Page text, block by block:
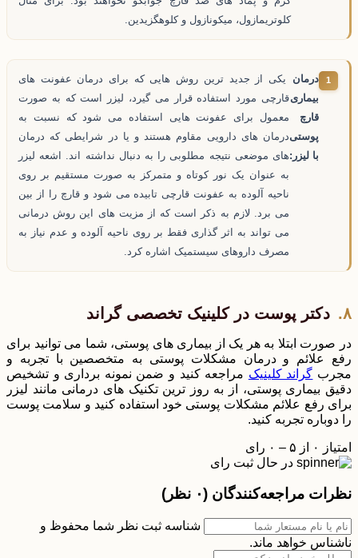
کلوتریمازول، میکونازول و کلوهگزیدین.
درمان
بیماری
قارچ
پوستی
با لیزر:
یکی از جدید ترین روش هایی که برای درمان عفونت های
قارچی مورد استفاده قرار می گیرد، لیزر است که به صورت
معمول برای عفونت هایی استفاده می شود که نسبت به
درمان های دارویی مقاوم هستند و یا در شرایطی که درمان
های موضعی نتیجه مطلوبی را به دنبال نداشته اند. اشعه لیزر
به عنوان یک نور کوتاه و متمرکز به صورت مستقیم بر روی
ناحیه آلوده به عفونت قارچی تابیده می شود و قارچ را از بین
می برد. لازم به ذکر است که از مزیت های این روش درمانی
می تواند به اثر گذاری فقط بر روی ناحیه آلوده و عدم نیاز به
مصرف داروهای سیستمیک اشاره کرد.
دکتر پوست در کلینیک تخصصی گراند
در صورت ابتلا به هر یک از بیماری های پوستی، شما می توانید برای
رفع علائم و درمان مشکلات پوستی به متخصصین با تجربه و
مجرب گراند کلینیک مراجعه کنید و ضمن نمونه برداری و تشخیص
دقیق بیماری پوستی، از به روز ترین تکنیک های درمانی مانند لیزر
برای رفع علائم مشکلات پوستی خود استفاده کنید و سلامت پوست
را دوباره تجربه کنید.
امتیاز ۰ از ۵ – ۰ رای
در حال ثبت رای
نظرات مراجعه‌کنندگان (۰ نظر)
شناسه ثبت نظر شما محفوظ و
ناشناس خواهد ماند.